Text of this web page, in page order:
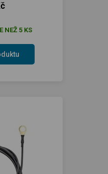
NEŽ 5 KS